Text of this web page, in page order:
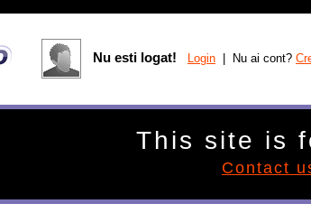
Nu esti logat! Login | Nu ai cont?
This site is
Contact